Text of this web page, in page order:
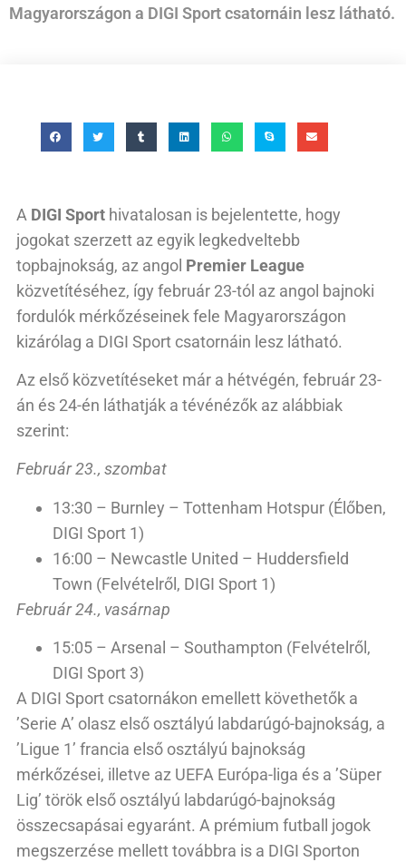
Magyarországon a DIGI Sport csatornáin lesz látható.
A DIGI Sport hivatalosan is bejelentette, hogy
jogokat szerzett az egyik legkedveltebb
topbajnokság, az angol Premier League
közvetítéséhez, így február 23-tól az angol bajnoki
fordulók mérkőzéseinek fele Magyarországon
kizárólag a DIGI Sport csatornáin lesz látható.
Az első közvetítéseket már a hétvégén, február 23-
án és 24-én láthatják a tévénézők az alábbiak
szerint:
Február 23., szombat
13:30 – Burnley – Tottenham Hotspur (Élőben,
DIGI Sport 1)
16:00 – Newcastle United – Huddersfield
Town (Felvételről, DIGI Sport 1)
Február 24., vasárnap
15:05 – Arsenal – Southampton (Felvételről,
DIGI Sport 3)
A DIGI Sport csatornákon emellett követhetők a
’Serie A’ olasz első osztályú labdarúgó-bajnokság, a
’Ligue 1’ francia első osztályú bajnokság
mérkőzései, illetve az UEFA Európa-liga és a ’Süper
Lig’ török első osztályú labdarúgó-bajnokság
összecsapásai egyaránt. A prémium futball jogok
megszerzése mellett továbbra is a DIGI Sporton